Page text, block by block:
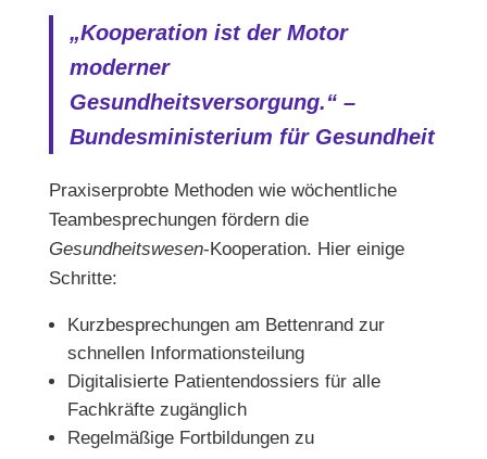
„Kooperation ist der Motor
moderner
Gesundheitsversorgung.“ –
Bundesministerium für Gesundheit
Praxiserprobte Methoden wie wöchentliche
Teambesprechungen fördern die
Gesundheitswesen-Kooperation. Hier einige
Schritte:
Kurzbesprechungen am Bettenrand zur
schnellen Informationsteilung
Digitalisierte Patientendossiers für alle
Fachkräfte zugänglich
Regelmäßige Fortbildungen zu